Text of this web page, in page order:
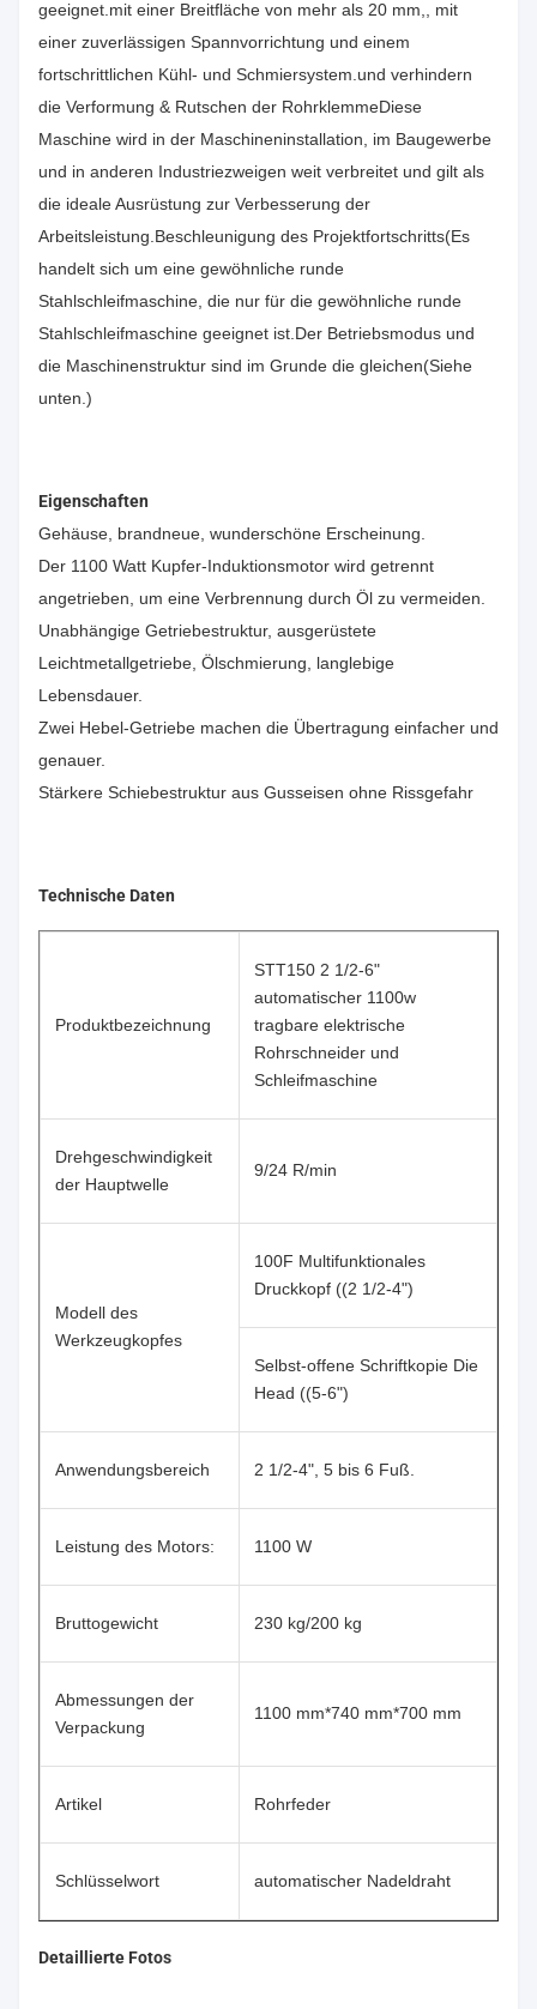
geeignet.mit einer Breitfläche von mehr als 20 mm,, mit
einer zuverlässigen Spannvorrichtung und einem
fortschrittlichen Kühl- und Schmiersystem.und verhindern
die Verformung & Rutschen der RohrklemmeDiese
Maschine wird in der Maschineninstallation, im Baugewerbe
und in anderen Industriezweigen weit verbreitet und gilt als
die ideale Ausrüstung zur Verbesserung der
Arbeitsleistung.Beschleunigung des Projektfortschritts(Es
handelt sich um eine gewöhnliche runde
Stahlschleifmaschine, die nur für die gewöhnliche runde
Stahlschleifmaschine geeignet ist.Der Betriebsmodus und
die Maschinenstruktur sind im Grunde die gleichen(Siehe
unten.)
Eigenschaften
Gehäuse, brandneue, wunderschöne Erscheinung.
Der 1100 Watt Kupfer-Induktionsmotor wird getrennt
angetrieben, um eine Verbrennung durch Öl zu vermeiden.
Unabhängige Getriebestruktur, ausgerüstete
Leichtmetallgetriebe, Ölschmierung, langlebige
Lebensdauer.
Zwei Hebel-Getriebe machen die Übertragung einfacher und
genauer.
Stärkere Schiebestruktur aus Gusseisen ohne Rissgefahr
Technische Daten
Produktbezeichnung
STT150 2 1/2-6"
automatischer 1100w
tragbare elektrische
Rohrschneider und
Schleifmaschine
Drehgeschwindigkeit
der Hauptwelle
9/24 R/min
Modell des
Werkzeugkopfes
100F Multifunktionales
Druckkopf ((2 1/2-4")
Selbst-offene Schriftkopie Die
Head ((5-6")
Anwendungsbereich 2 1/2-4", 5 bis 6 Fuß.
Leistung des Motors: 1100 W
Bruttogewicht 230 kg/200 kg
Abmessungen der
Verpackung
1100 mm*740 mm*700 mm
Artikel Rohrfeder
Schlüsselwort automatischer Nadeldraht
Detaillierte Fotos